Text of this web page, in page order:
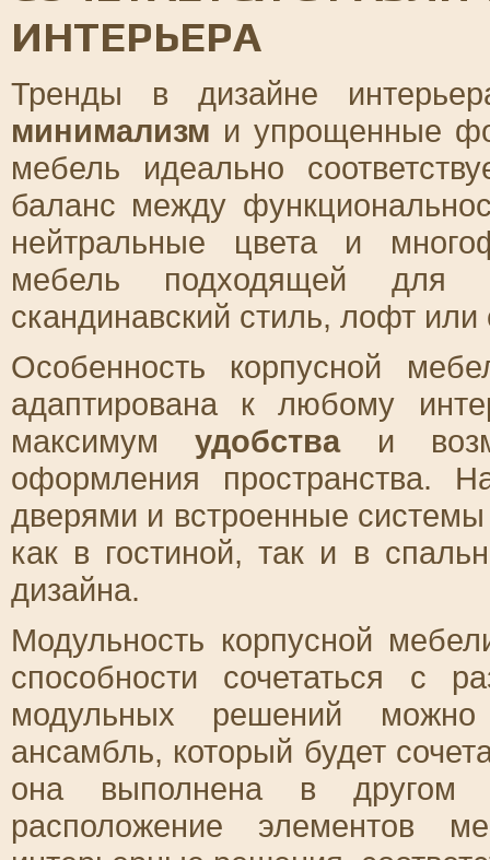
ИНТЕРЬЕРА
Тренды в дизайне
минимализм и упрощенные
мебель идеально
баланс между
нейтральные цвета и
мебель подходящей для
скандинавский стиль, лофт
Особенность корпусной
адаптирована к любому
максимумудобстваи
оформления пространства.
дверями и встроенные
как в гостиной, так и в
дизайна.
Модульность корпусной
способности сочетаться с
модульных решений
ансамбль, который будет
она выполнена в другом
расположение элементов